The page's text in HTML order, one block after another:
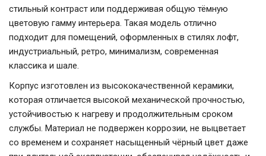
стильный контраст или поддерживая общую тёмную
цветовую гамму интерьера. Такая модель отлично
подходит для помещений, оформленных в стилях лофт,
индустриальный, ретро, минимализм, современная
классика и шале.
Корпус изготовлен из высококачественной керамики,
которая отличается высокой механической прочностью,
устойчивостью к нагреву и продолжительным сроком
службы. Материал не подвержен коррозии, не выцветает
со временем и сохраняет насыщенный чёрный цвет даже